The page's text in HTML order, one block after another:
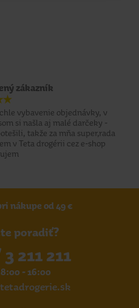
zákazník
vybavenie objednávky, v
si našla aj malé darčeky -
takže za mňa super,rada
v Teta drogérii cez e-shop
nákupe od 49 €
poradiť?
211 211
- 16:00